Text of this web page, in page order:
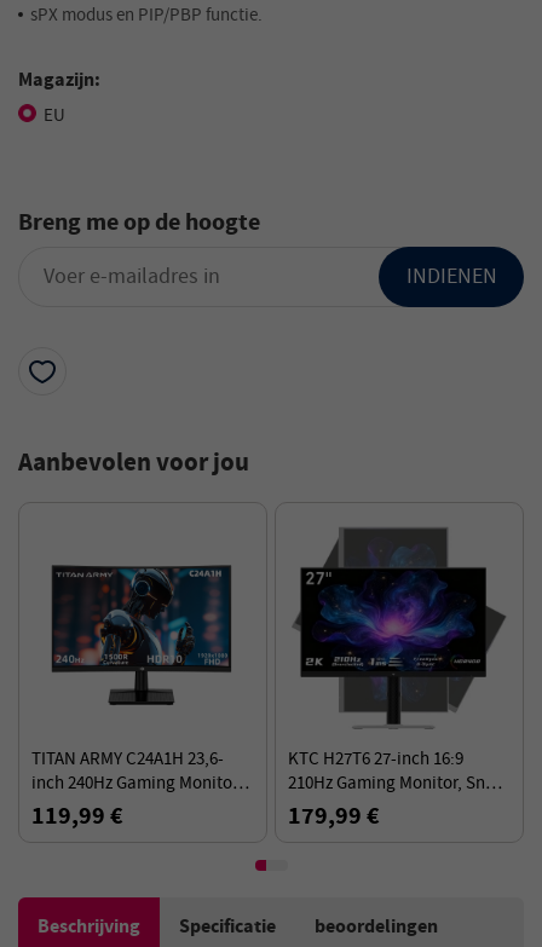
sPX modus en PIP/PBP functie.
Magazijn:
EU
Breng me op de hoogte
INDIENEN
Aanbevolen voor jou
TITAN ARMY C24A1H 23,6-
inch 240Hz Gaming Monitor,
1500R Gebogen Scherm, 1ms
MPRT, 1920 x 1080 Resolutie
119,99 €
KTC H27T6 27-inch 16:9
210Hz Gaming Monitor, Snel
IPS Paneel, 2K QHD
Resolutie, HDR400, 1ms GTG
179,99 €
Beschrijving Specificatie beoordelingen